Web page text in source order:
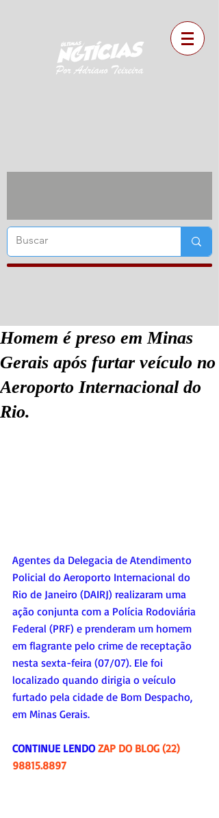
Homem é preso em Minas
Gerais após furtar veículo no
Aeroporto Internacional do
Rio.
Agentes da Delegacia de Atendimento
Policial do Aeroporto Internacional do
Rio de Janeiro (DAIRJ) realizaram uma
ação conjunta com a Polícia Rodoviária
Federal (PRF) e prenderam um homem
em flagrante pelo crime de receptação
nesta sexta-feira (07/07). Ele foi
localizado quando dirigia o veículo
furtado pela cidade de Bom Despacho,
em Minas Gerais.
CONTINUE LENDO ZAP DO BLOG (22)
98815.8897